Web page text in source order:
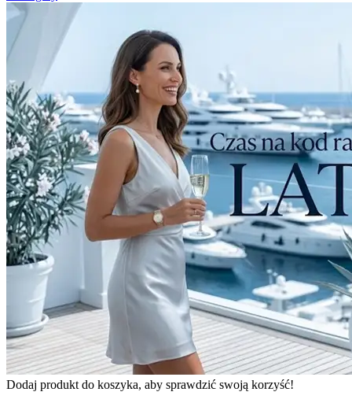
Dodaj produkt do koszyka, aby sprawdzić swoją korzyść!